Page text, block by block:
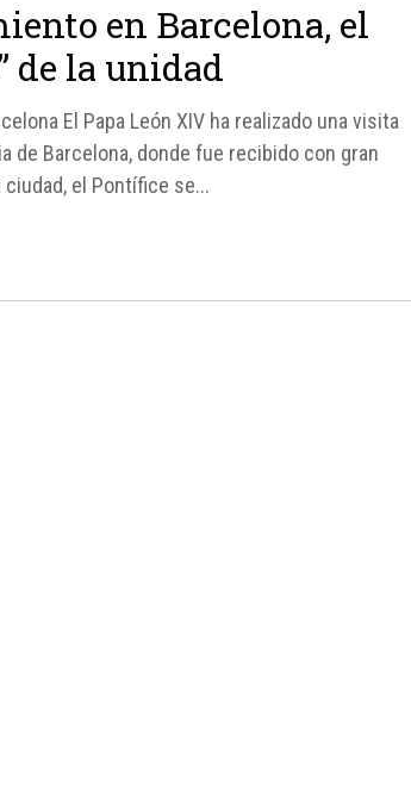
en Barcelona, el
de la unidad
El Papa León XIV ha realizado una visita
de Barcelona, donde fue recibido con gran
el Pontífice se...